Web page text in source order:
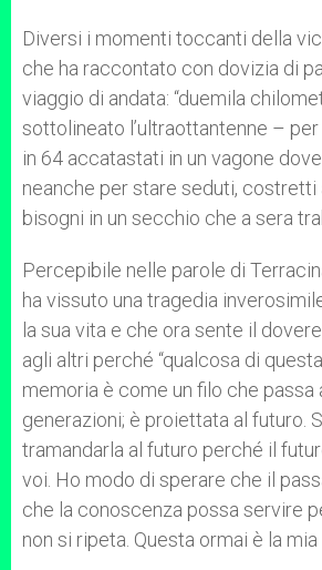
Diversi i momenti toccanti della
che ha raccontato con dovizia di
viaggio di andata: “duemila
sottolineato l’ultraottantenne – per
in 64 accatastati in un vagone
neanche per stare seduti, costretti
bisogni in un secchio che a sera
Percepibile nelle parole di
ha vissuto una tragedia
la sua vita e che ora sente il
agli altri perché “qualcosa di
memoria è come un filo che passa
generazioni; è proiettata al futuro.
tramandarla al futuro perché il
voi. Ho modo di sperare che il
che la conoscenza possa servire
non si ripeta. Questa ormai è la mia